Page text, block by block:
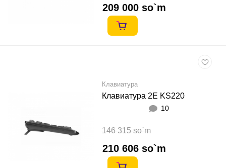
209 000 so`m
Клавиатура
Клавиатура 2E KS220
10
146 315 so`m
210 606 so`m